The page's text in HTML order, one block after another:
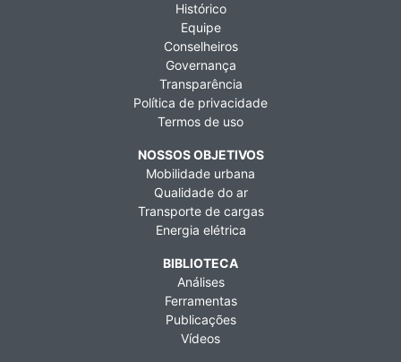
Histórico
Equipe
Conselheiros
Governança
Transparência
Política de privacidade
Termos de uso
NOSSOS OBJETIVOS
Mobilidade urbana
Qualidade do ar
Transporte de cargas
Energia elétrica
BIBLIOTECA
Análises
Ferramentas
Publicações
Vídeos